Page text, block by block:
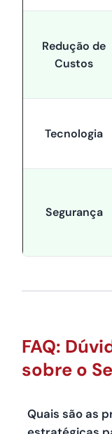
Redução de
Custos
Tecnologia
Segurança
FAQ:
sobre o
Quais são as